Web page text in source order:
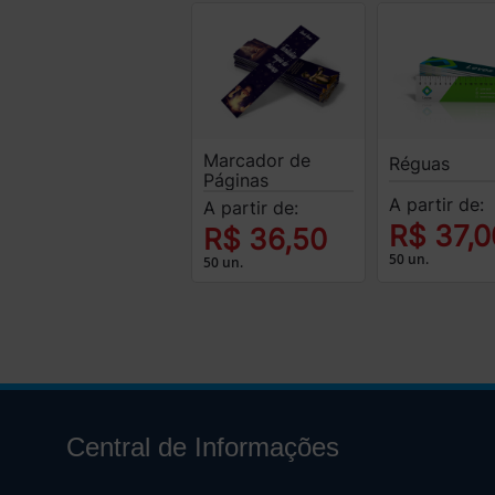
Marcador de
Páginas
A partir de:
R$ 36,50
50 un.
Réguas
A partir de:
R$
50 un.
Central de Informações